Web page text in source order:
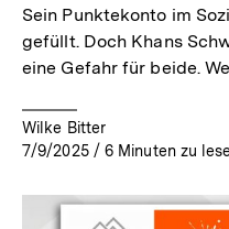
Sein Punktekonto im
gefüllt. Doch Khans
eine Gefahr für beide.
Wilke Bitter
7/9/2025 / 6 Minuten zu